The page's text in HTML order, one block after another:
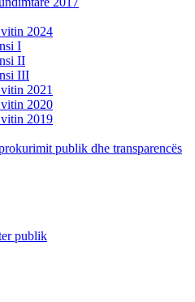
2024
I
II
III
2021
2020
2019
publik dhe transparencës
publik